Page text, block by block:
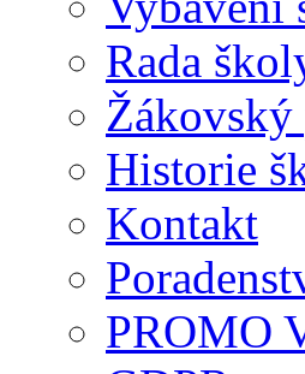
Rada
Žákovský
Historie
Kontakt
PROMO